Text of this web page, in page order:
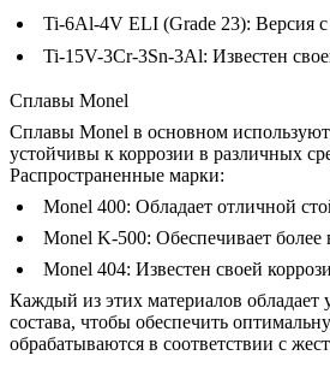
Ti-6Al-4V ELI (Grade 23): Версия
Ti-15V-3Cr-3Sn-3Al: Известен
Сплавы Monel
Сплавы Monel в основном
устойчивы к коррозии в различных
Распространенные марки:
Monel 400: Обладает отличной
Monel K-500: Обеспечивает
Monel 404: Известен своей
Каждый из этих материалов
состава, чтобы обеспечить
обрабатываются в соответствии с